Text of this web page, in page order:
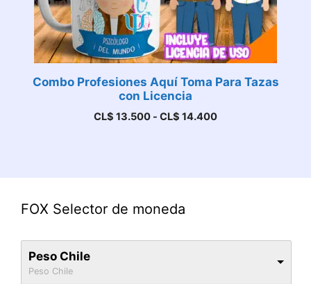
Combo Profesiones Aquí Toma Para Tazas
con Licencia
CL$ 13.500 - CL$ 14.400Rango
FOX Selector de moneda
Peso Chile
Peso Chile